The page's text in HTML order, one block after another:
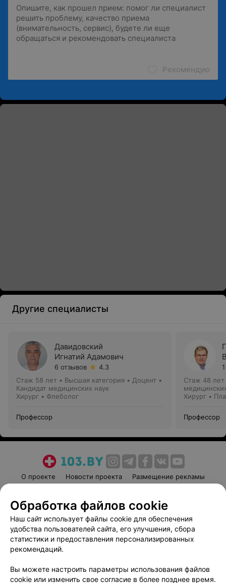
Рекомендую
Другие специалисты
Давидовский
Игнатий Адамович
6 отзывов
4.3
Стаж 58 лет • Высшая категория • Доцент •
Кандидат медицинских наук
Хирург • Флеболог
Профессор
Стаж 48 лет
Хирург •
Профессор
О проекте Новости проекта
Размещение рекламы
Пользовательское соглашение
Способы оплаты
Вакансии
Партнеры
Написать руководителю 103.by
Обработка персональных данных
Обработка файлов cookie
Наш сайт использует файлы cookie для обеспечения
удобства пользователей сайта, его улучшения, сбора
статистики и предоставления персонализированных
рекомендаций.
Вы можете настроить параметры использования файлов
cookie или изменить свое согласие в более позднее время.